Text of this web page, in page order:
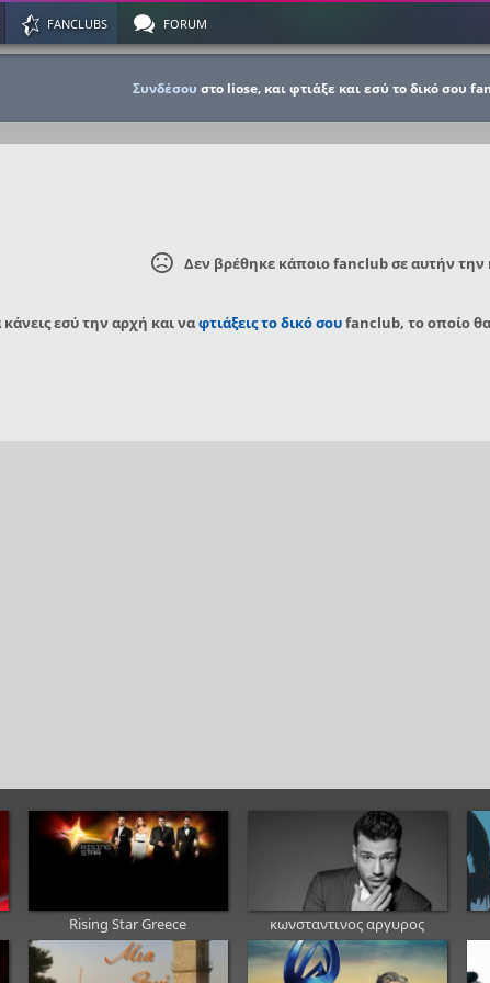
FANCLUBS FORUM
Συνδέσου στο liose, και φτιάξε και εσύ το δικό σου
Δεν βρέθηκε κάποιο fanclub σε αυτήν την
κάνεις εσύ την αρχή και ναφτιάξεις το δικό σουfanclub, το οποίο θα
Rising Star Greece κωνσταντινος αργυρος